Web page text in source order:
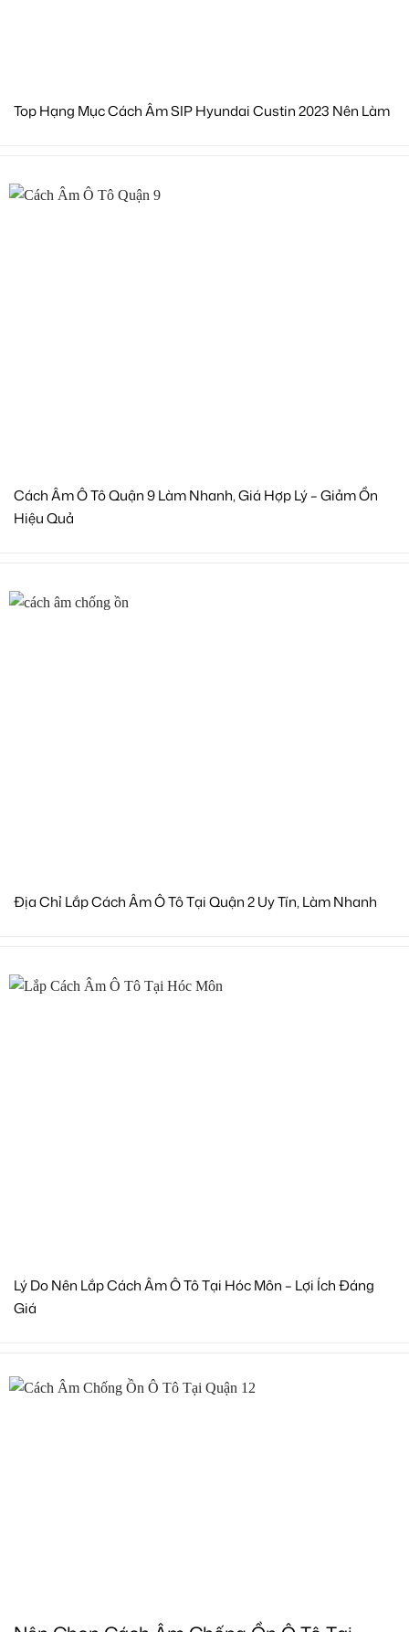
Top Hạng Mục Cách Âm SIP Hyundai Custin 2023 Nên Làm
Cách Âm Ô Tô Quận 9 Làm Nhanh, Giá Hợp Lý – Giảm Ồn
Hiệu Quả
Địa Chỉ Lắp Cách Âm Ô Tô Tại Quận 2 Uy Tín, Làm Nhanh
Lý Do Nên Lắp Cách Âm Ô Tô Tại Hóc Môn – Lợi Ích Đáng
Giá